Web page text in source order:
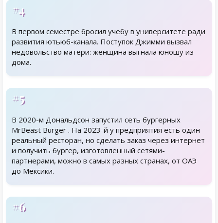
#4
В первом семестре бросил учебу в университете ради
развития ютьюб-канала. Поступок Джимми вызвал
недовольство матери: женщина выгнала юношу из
дома.
#5
В 2020-м Дональдсон запустил сеть бургерных
MrBeast Burger . На 2023-й у предприятия есть один
реальный ресторан, но сделать заказ через интернет
и получить бургер, изготовленный сетями-
партнерами, можно в самых разных странах, от ОАЭ
до Мексики.
#6